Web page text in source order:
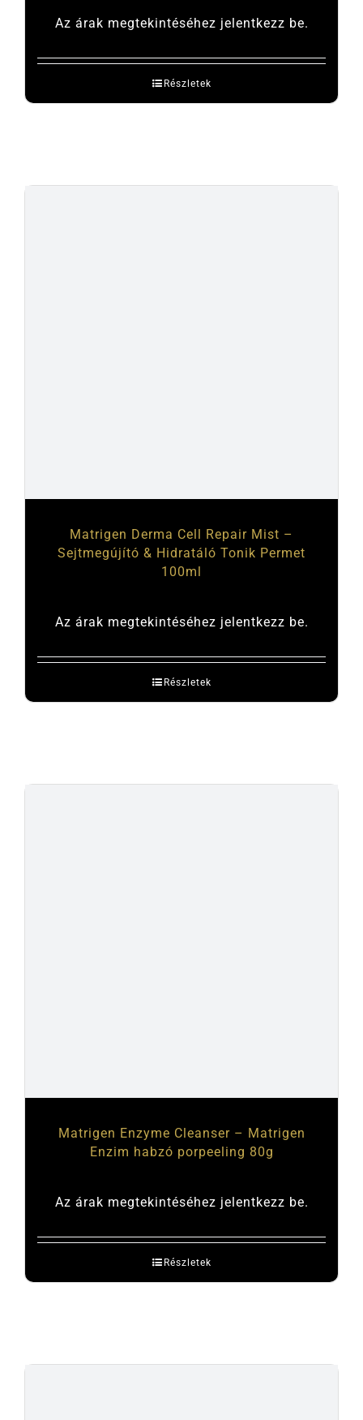
Az árak megtekintéséhez jelentkezz be.
Részletek
Matrigen Derma Cell Repair Mist –
Sejtmegújító & Hidratáló Tonik Permet
100ml
Az árak megtekintéséhez jelentkezz be.
Részletek
Matrigen Enzyme Cleanser – Matrigen
Enzim habzó porpeeling 80g
Az árak megtekintéséhez jelentkezz be.
Részletek